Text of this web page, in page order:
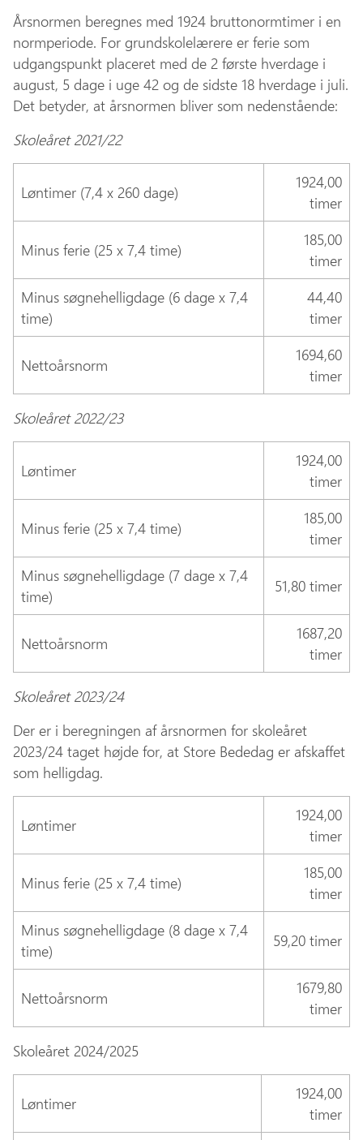
Årsnormen beregnes med 1924 bruttonormtimer i en
normperiode. For grundskolelærere er ferie som
udgangspunkt placeret med de 2 første hverdage i
august, 5 dage i uge 42 og de sidste 18 hverdage i juli.
Det betyder, at årsnormen bliver som nedenstående:
Skoleåret 2021/22
Løntimer (7,4 x 260 dage)
1924,00
timer
Minus ferie (25 x 7,4 time)
185,00
timer
Minus søgnehelligdage (6 dage x 7,4
time)
44,40
timer
Nettoårsnorm
1694,60
timer
Skoleåret 2022/23
Løntimer
1924,00
timer
Minus ferie (25 x 7,4 time)
185,00
timer
Minus søgnehelligdage (7 dage x 7,4
time)
51,80 timer
Nettoårsnorm
1687,20
timer
Skoleåret 2023/24
Der er i beregningen af årsnormen for skoleåret
2023/24 taget højde for, at Store Bededag er afskaffet
som helligdag.
Løntimer
1924,00
timer
Minus ferie (25 x 7,4 time)
185,00
timer
Minus søgnehelligdage (8 dage x 7,4
time)
59,20 timer
Nettoårsnorm
1679,80
timer
Skoleåret 2024/2025
Løntimer
1924,00
timer